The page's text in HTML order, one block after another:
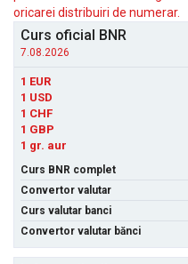
oricarei distribuiri de numerar.
Curs oficial BNR
7.08.2026
1 EUR
1 USD
1 CHF
1 GBP
1 gr. aur
Curs BNR complet
Convertor valutar
Curs valutar banci
Convertor valutar bănci